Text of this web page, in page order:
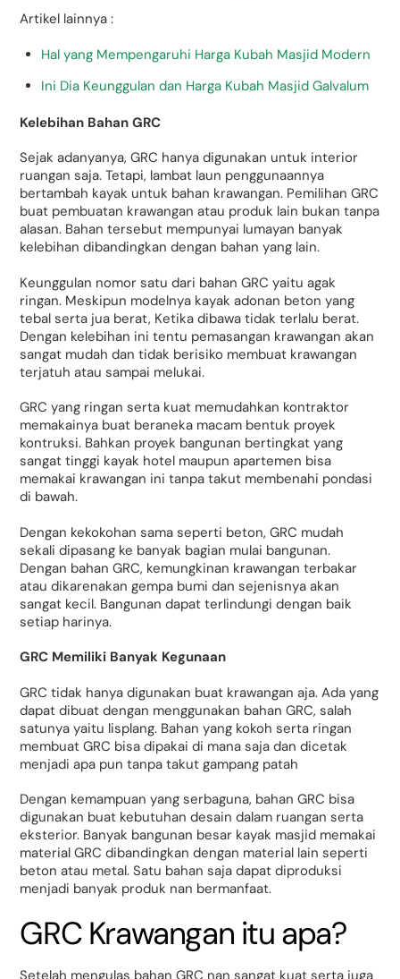
Artikel lainnya :
Hal yang Mempengaruhi Harga Kubah Masjid Modern
Ini Dia Keunggulan dan Harga Kubah Masjid Galvalum
Kelebihan Bahan GRC
Sejak adanyanya, GRC hanya digunakan untuk interior
ruangan saja. Tetapi, lambat laun penggunaannya
bertambah kayak untuk bahan krawangan. Pemilihan GRC
buat pembuatan krawangan atau produk lain bukan tanpa
alasan. Bahan tersebut mempunyai lumayan banyak
kelebihan dibandingkan dengan bahan yang lain.
Keunggulan nomor satu dari bahan GRC yaitu agak
ringan. Meskipun modelnya kayak adonan beton yang
tebal serta jua berat, Ketika dibawa tidak terlalu berat.
Dengan kelebihan ini tentu pemasangan krawangan akan
sangat mudah dan tidak berisiko membuat krawangan
terjatuh atau sampai melukai.
GRC yang ringan serta kuat memudahkan kontraktor
memakainya buat beraneka macam bentuk proyek
kontruksi. Bahkan proyek bangunan bertingkat yang
sangat tinggi kayak hotel maupun apartemen bisa
memakai krawangan ini tanpa takut membenahi pondasi
di bawah.
Dengan kekokohan sama seperti beton, GRC mudah
sekali dipasang ke banyak bagian mulai bangunan.
Dengan bahan GRC, kemungkinan krawangan terbakar
atau dikarenakan gempa bumi dan sejenisnya akan
sangat kecil. Bangunan dapat terlindungi dengan baik
setiap harinya.
GRC Memiliki Banyak Kegunaan
GRC tidak hanya digunakan buat krawangan aja. Ada yang
dapat dibuat dengan menggunakan bahan GRC, salah
satunya yaitu lisplang. Bahan yang kokoh serta ringan
membuat GRC bisa dipakai di mana saja dan dicetak
menjadi apa pun tanpa takut gampang patah
Dengan kemampuan yang serbaguna, bahan GRC bisa
digunakan buat kebutuhan desain dalam ruangan serta
eksterior. Banyak bangunan besar kayak masjid memakai
material GRC dibandingkan dengan material lain seperti
beton atau metal. Satu bahan saja dapat diproduksi
menjadi banyak produk nan bermanfaat.
GRC Krawangan itu apa?